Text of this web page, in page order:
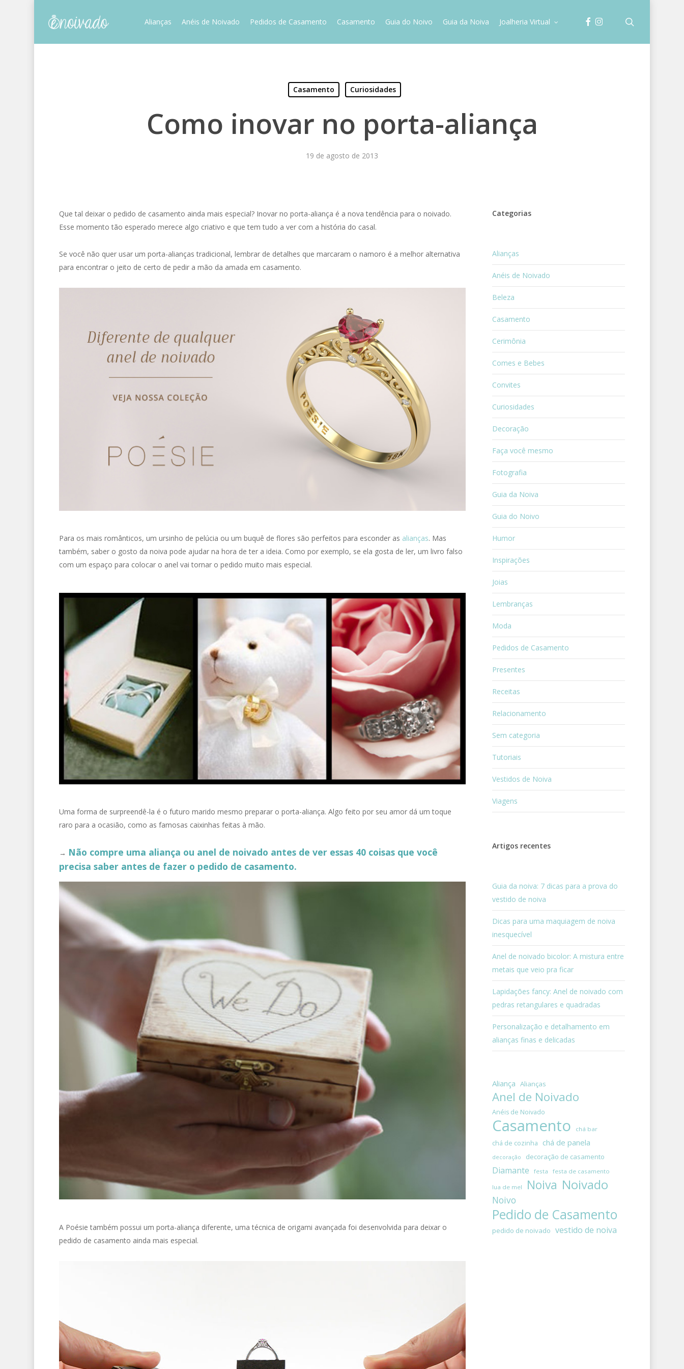
Alianças Anéis de Noivado Pedidos de Casamento Casamento Guia do Noivo Guia da Noiva Joalheria Virtual facebookinstagram
Casamento Curiosidades
Como inovar no porta-aliança
19 de agosto de 2013
Que tal deixar o pedido de casamento ainda mais especial? Inovar no porta-aliança é a nova tendência para o noivado.
Esse momento tão esperado merece algo criativo e que tem tudo a ver com a história do casal.
Se você não quer usar um porta-alianças tradicional, lembrar de detalhes que marcaram o namoro é a melhor alternativa
para encontrar o jeito de certo de pedir a mão da amada em casamento.
Para os mais românticos, um ursinho de pelúcia ou um buquê de flores são perfeitos para esconder as alianças. Mas
também, saber o gosto da noiva pode ajudar na hora de ter a ideia. Como por exemplo, se ela gosta de ler, um livro falso
com um espaço para colocar o anel vai tornar o pedido muito mais especial.
Uma forma de surpreendê-la é o futuro marido mesmo preparar o porta-aliança. Algo feito por seu amor dá um toque
raro para a ocasião, como as famosas caixinhas feitas à mão.
→ Não compre uma aliança ou anel de noivado antes de ver essas 40 coisas que você
precisa saber antes de fazer o pedido de casamento.
A Poésie também possui um porta-aliança diferente, uma técnica de origami avançada foi desenvolvida para deixar o
pedido de casamento ainda mais especial.
Categorias
Alianças
Anéis de Noivado
Beleza
Casamento
Cerimônia
Comes e Bebes
Convites
Curiosidades
Decoração
Faça você mesmo
Fotografia
Guia da Noiva
Guia do Noivo
Humor
Inspirações
Joias
Lembranças
Moda
Pedidos de Casamento
Presentes
Receitas
Relacionamento
Sem categoria
Tutoriais
Vestidos de Noiva
Viagens
Artigos recentes
Guia da noiva: 7 dicas para a prova do
vestido de noiva
Dicas para uma maquiagem de noiva
inesquecível
Anel de noivado bicolor: A mistura entre
metais que veio pra ficar
Lapidações fancy: Anel de noivado com
pedras retangulares e quadradas
Personalização e detalhamento em
alianças finas e delicadas
Aliança Alianças
Anel de Noivado
Anéis de Noivado
Casamento chá bar
chá de cozinha chá de panela
decoração decoração de casamento
Diamante festa festa de casamento
lua de mel Noiva Noivado
Noivo
Pedido de Casamento
pedido de noivado vestido de noiva